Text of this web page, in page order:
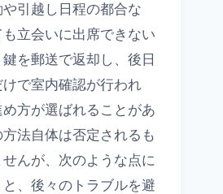
引越し日程の都合な
立会いに出席できない
を郵送で返却し、後日
で室内確認が行われ
方が選ばれることがあ
法自体は否定されるも
んが、次のような点に
、後々のトラブルを避